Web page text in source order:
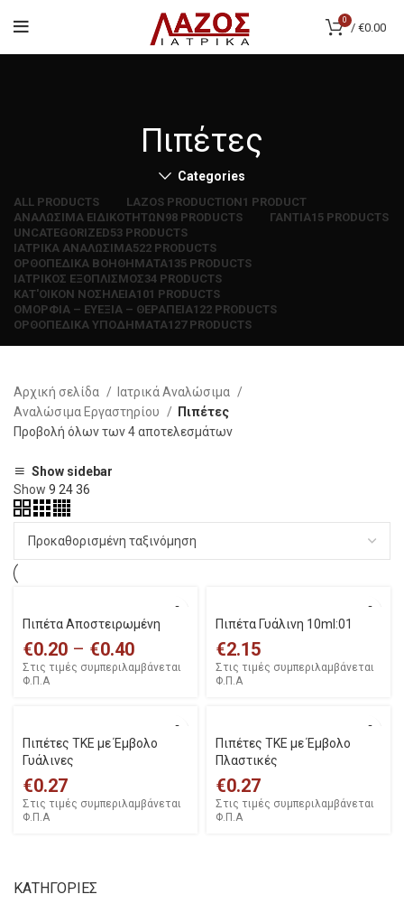
0
/ €0.00
Πιπέτες
Categories
ALL PRODUCTS LAZOS PRODUCTION1 PRODUCT
ΑΝΑΛΩΣΙΜΑ ΕΙΔΙΚΟΤΗΤΩΝ98 PRODUCTS ΓΑΝΤΙΑ15 PRODUCTS
UNCATEGORIZED53 PRODUCTS
ΙΑΤΡΙΚΑ ΑΝΑΛΩΣΙΜΑ522 PRODUCTS
ΟΡΘΟΠΕΔΙΚΑ ΒΟΗΘΗΜΑΤΑ135 PRODUCTS
ΙΑΤΡΙΚΟΣ ΕΞΟΠΛΙΣΜΟΣ34 PRODUCTS
ΚΑΤ'ΟΙΚΟΝ ΝΟΣΗΛΕΙΑ101 PRODUCTS
ΟΜΟΡΦΙΑ – ΕΥΕΞΙΑ – ΘΕΡΑΠΕΙΑ122 PRODUCTS
ΟΡΘΟΠΕΔΙΚΑ ΥΠΟΔΗΜΑΤΑ127 PRODUCTS
ΚΑΤΗΓΟΡΙΕΣ
Αρχική σελίδα
Ιατρικά Αναλώσιμα
Αναλώσιμα Εργαστηρίου
Πιπέτες
Προβολή όλων των 4 αποτελεσμάτων
Show sidebar
Show 9 2436
Πιπέτα Αποστειρωμένη
€0.20 – €0.40
Στις τιμές συμπεριλαμβάνεται
Φ.Π.Α
Πιπέτα Γυάλινη 10ml:01
€2.15
Στις τιμές συμπεριλαμβάνεται
Φ.Π.Α
Πιπέτες ΤΚΕ με Έμβολο
Γυάλινες
€0.27
Στις τιμές συμπεριλαμβάνεται
Φ.Π.Α
Πιπέτες ΤΚΕ με Έμβολο
Πλαστικές
€0.27
Στις τιμές συμπεριλαμβάνεται
Φ.Π.Α